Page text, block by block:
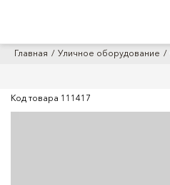
Главная Уличное оборудование
Код товара 111417